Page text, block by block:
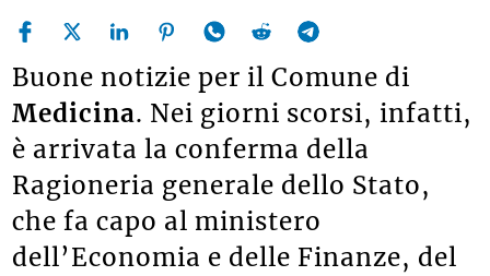
Buone notizie per il Comune di
Medicina. Nei giorni scorsi, infatti,
è arrivata la conferma della
Ragioneria generale dello Stato,
che fa capo al ministero
dell’Economia e delle Finanze, del